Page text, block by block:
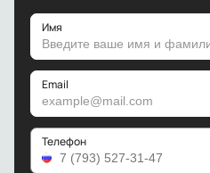
Имя
Email
Телефон